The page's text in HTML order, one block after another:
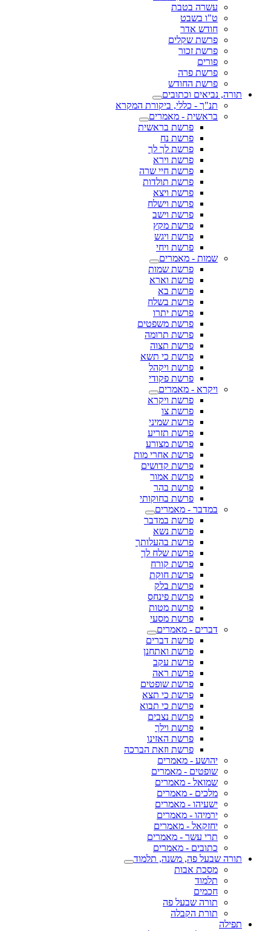
עשרה בטבת
ט"ו בשבט
חודש אדר
פרשת שקלים
פרשת זכור
פורים
פרשת פרה
פרשת החודש
תורה, נביאים וכתובים
תנ"ך - כללי, ביקורת המקרא
בראשית - מאמרים
פרשת בראשית
פרשת נח
פרשת לך לך
פרשת וירא
פרשת חיי שרה
פרשת תולדות
פרשת ויצא
פרשת וישלח
פרשת וישב
פרשת מקץ
פרשת ויגש
פרשת ויחי
שמות - מאמרים
פרשת שמות
פרשת וארא
פרשת בא
פרשת בשלח
פרשת יתרו
פרשת משפטים
פרשת תרומה
פרשת תצוה
פרשת כי תשא
פרשת ויקהל
פרשת פקודי
ויקרא - מאמרים
פרשת ויקרא
פרשת צו
פרשת שמיני
פרשת תזריע
פרשת מצורע
פרשת אחרי מות
פרשת קדושים
פרשת אמור
פרשת בהר
פרשת בחוקותי
במדבר - מאמרים
פרשת במדבר
פרשת נשא
פרשת בהעלותך
פרשת שלח לך
פרשת קורח
פרשת חוקת
פרשת בלק
פרשת פינחס
פרשת מטות
פרשת מסעי
דברים - מאמרים
פרשת דברים
פרשת ואתחנן
פרשת עקב
פרשת ראה
פרשת שופטים
פרשת כי תצא
פרשת כי תבוא
פרשת נצבים
פרשת וילך
פרשת האזינו
פרשת וזאת הברכה
יהושע - מאמרים
שופטים - מאמרים
שמואל - מאמרים
מלכים - מאמרים
ישעיהו - מאמרים
ירמיהו - מאמרים
יחזקאל - מאמרים
תרי עשר - מאמרים
כתובים - מאמרים
תורה שבעל פה, משנה, תלמוד
מסכת אבות
תלמוד
חכמים
תורה שבעל פה
תורת הקבלה
תפילה